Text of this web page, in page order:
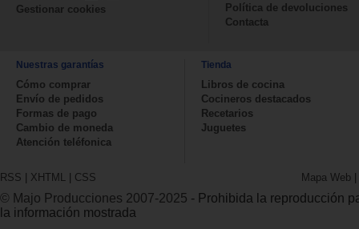
Gestionar cookies
Política de devoluciones
Contacta
Nuestras garantías
Cómo comprar
Envío de pedidos
Formas de pago
Cambio de moneda
Atención teléfonica
Tienda
Libros de cocina
Cocineros destacados
Recetarios
Juguetes
RSS | XHTML | CSS Mapa Web |
© Majo Producciones 2007-2025 - Prohibida la reproducción
la información mostrada